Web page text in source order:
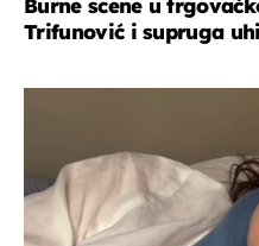
Trifunović i supruga